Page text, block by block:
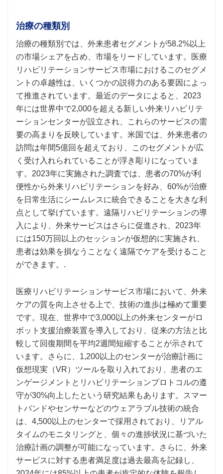
治療の種類別
治療の種類別では、外来患者セグメントが58.2%以上
の市場シェアを占め、市場をリードしています。医療
リハビリテーションサービス市場におけるこのセグメ
ントの卓越性は、いくつかの説得力のある要因によっ
て推進されています。最近のデータによると、2023
年には世界中で2,000を超える新しい外来リハビリテ
ーションセンターが設立され、これらのサービスの需
要の高まりを反映しています。米国では、外来患者の
訪問は年間5億回を超えており、このセグメントが広
く受け入れられていることが浮き彫りになっていま
す。2023年に実施された調査では、患者の70%が利
便性から外来リハビリテーションを好み、60%が治療
を日常生活にシームレスに統合できることを大きな利
点として挙げています。遠隔リハビリテーションの導
入により、外来サービスはさらに促進され、2023年
には150万回以上のセッションが仮想的に実施され、
患者は効果を損なうことなく遠隔でケアを受けること
ができます。.
医療リハビリテーションサービス市場において、外来
ケアの質を向上させる上で、技術の進歩は極めて重要
です。現在、世界中で3,000以上の外来センターがロ
ボット支援治療装置を導入しており、従来の方法と比
較して回復期間を平均2週間短縮することが示されて
います。さらに、1,200以上のセンターが治療計画に
仮想現実（VR）ツールを取り入れており、患者のエ
ンゲージメントとリハビリテーションプロトコルの遵
守が30%向上したという研究結果もあります。スマー
トバンドやセンサーなどのウェアラブル技術の統合
は、4,500以上のセンターで採用されており、リアル
タイムのモニタリングと、個々の進捗状況に基づいた
治療計画の調整が可能になっています。さらに、外来
サービスに対する患者満足度は過去最高を記録し、